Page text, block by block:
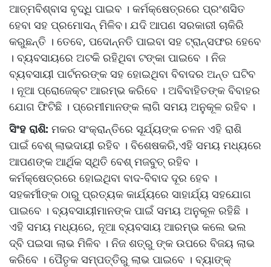
ଆତ୍ମବିଶ୍ବାସ ବୃଦ୍ଧି ପାଇବ । କର୍ମକ୍ଷେତ୍ରରେ ପ୍ରଂଶସିତ
ହେବା ସହ ପ୍ରମୋସନ୍ ମିଳିବ। ଯଦି ଆପଣ ସରକାରୀ ଚାକିରି
କରୁଛନ୍ତି । ତେବେ, ପଦୋନ୍ନତି ପାଇବା ସହ ଟ୍ରାନ୍ସଫର ହେବେ
। ବ୍ୟବସାୟରେ ଅଟକି ରହିଥିବା ଟଙ୍କା ପାଇବେ । ନିଜ
ବ୍ୟବସାୟୀ ପାର୍ଟନରଙ୍କ ସହ ହୋଇଥିବା ବିବାଦର ଅନ୍ତ ଘଟିବ
। ନୂଆ ପ୍ରୋଜେକ୍ଟ ଆରମ୍ଭ କରିବେ । ଅବିବାହିତଙ୍କ ବିବାହର
ଯୋଗ ଫିଟିଛି । ପ୍ରେମୀମାନଙ୍କ ଲାଗି ସମୟ ଅନୁକୂଳ ରହିବ ।
ସିଂହ ରାଶି: ମକର ସଂକ୍ରାନ୍ତିରେ ସୂର୍ଯ୍ୟଙ୍କ ଚଳନ ଏହି ରାଶି
ପାଇଁ ବେଶ୍ ଲାଭଦାୟୀ ରହିବ । ବିଶେଷକରି,ଏହି ସମୟ ମଧ୍ୟରେ
ଆପଣଙ୍କ ଆର୍ଥିକ ସ୍ଥିତି ବେଶ୍ ମଜବୁତ୍ ରହିବ ।
କର୍ମକ୍ଷେତ୍ରରେ ହୋଇଥିବା ବାଦ-ବିବାଦ ଦୂର ହେବ ।
ସହକର୍ମୀଙ୍କ ଠାରୁ ପ୍ରତ୍ୟକ କାର୍ଯ୍ୟରେ ସାହାର୍ଯ୍ୟ ସହଯୋଗ
ପାଇବେ । ବ୍ୟବସାୟୀମାନଙ୍କ ପାଇଁ ସମୟ ଅନୁକୂଳ ରହିଛି ।
ଏହି ସମୟ ମଧ୍ୟରେ, ନୂଆ ବ୍ୟବସାୟ ଆରମ୍ଭ କଲେ ଭଲ
ଦ୍ବି ପଇସା ଲାଭ ମିଳିବ । ନିଜ ଶତ୍ରୁ ଙ୍କ ଉପରେ ବିଜୟ ଲାଭ
କରିବେ । ପୈତୃକ ସମ୍ପତ୍ତିରୁ ଲାଭ ପାଇବେ । ବ୍ୟାଙ୍କ୍